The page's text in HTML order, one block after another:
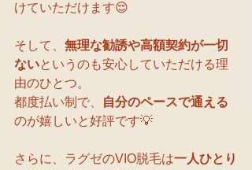
けていただけます😌
そして、 無理な勧誘や高額契約が一切
ないというのも安心していただける理
由のひとつ。
都度払い制で、
自分のペースで通える
のが嬉しいと好評です💡
さらに、ラグゼのVIO脱毛は一人ひとり